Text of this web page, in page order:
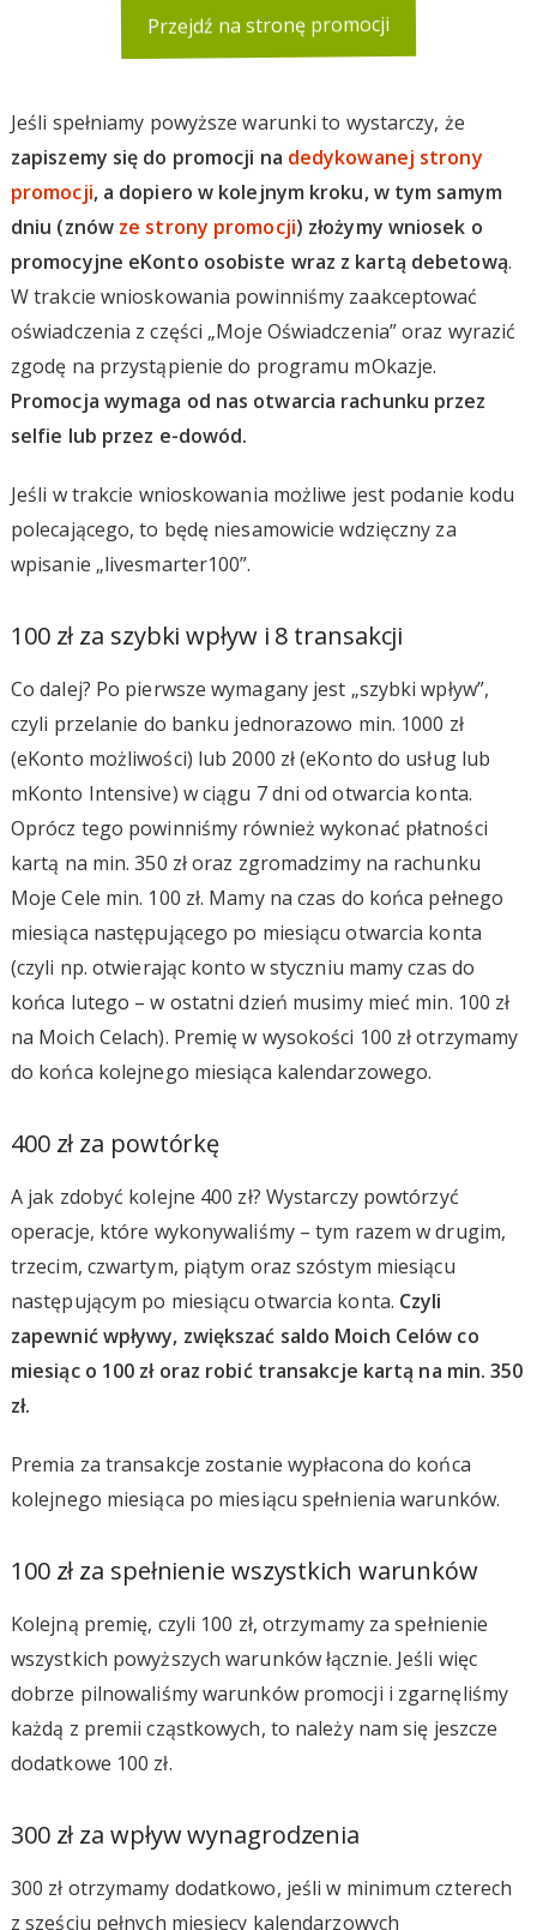
Przejdź na stronę promocji
Jeśli spełniamy powyższe warunki to wystarczy, że
zapiszemy się do promocji na dedykowanej strony
promocji, a dopiero w kolejnym kroku, w tym samym
dniu (znów ze strony promocji) złożymy wniosek o
promocyjne eKonto osobiste wraz z kartą debetową.
W trakcie wnioskowania powinniśmy zaakceptować
oświadczenia z części „Moje Oświadczenia” oraz wyrazić
zgodę na przystąpienie do programu mOkazje.
Promocja wymaga od nas otwarcia rachunku przez
selfie lub przez e-dowód.
Jeśli w trakcie wnioskowania możliwe jest podanie kodu
polecającego, to będę niesamowicie wdzięczny za
wpisanie „livesmarter100”.
100 zł za szybki wpływ i 8 transakcji
Co dalej? Po pierwsze wymagany jest „szybki wpływ”,
czyli przelanie do banku jednorazowo min. 1000 zł
(eKonto możliwości) lub 2000 zł (eKonto do usług lub
mKonto Intensive) w ciągu 7 dni od otwarcia konta.
Oprócz tego powinniśmy również wykonać płatności
kartą na min. 350 zł oraz zgromadzimy na rachunku
Moje Cele min. 100 zł. Mamy na czas do końca pełnego
miesiąca następującego po miesiącu otwarcia konta
(czyli np. otwierając konto w styczniu mamy czas do
końca lutego – w ostatni dzień musimy mieć min. 100 zł
na Moich Celach). Premię w wysokości 100 zł otrzymamy
do końca kolejnego miesiąca kalendarzowego.
400 zł za powtórkę
A jak zdobyć kolejne 400 zł? Wystarczy powtórzyć
operacje, które wykonywaliśmy – tym razem w drugim,
trzecim, czwartym, piątym oraz szóstym miesiącu
następującym po miesiącu otwarcia konta. Czyli
zapewnić wpływy, zwiększać saldo Moich Celów co
miesiąc o 100 zł oraz robić transakcje kartą na min. 350
zł.
Premia za transakcje zostanie wypłacona do końca
kolejnego miesiąca po miesiącu spełnienia warunków.
100 zł za spełnienie wszystkich warunków
Kolejną premię, czyli 100 zł, otrzymamy za spełnienie
wszystkich powyższych warunków łącznie. Jeśli więc
dobrze pilnowaliśmy warunków promocji i zgarnęliśmy
każdą z premii cząstkowych, to należy nam się jeszcze
dodatkowe 100 zł.
300 zł za wpływ wynagrodzenia
300 zł otrzymamy dodatkowo, jeśli w minimum czterech
z sześciu pełnych miesięcy kalendarzowych